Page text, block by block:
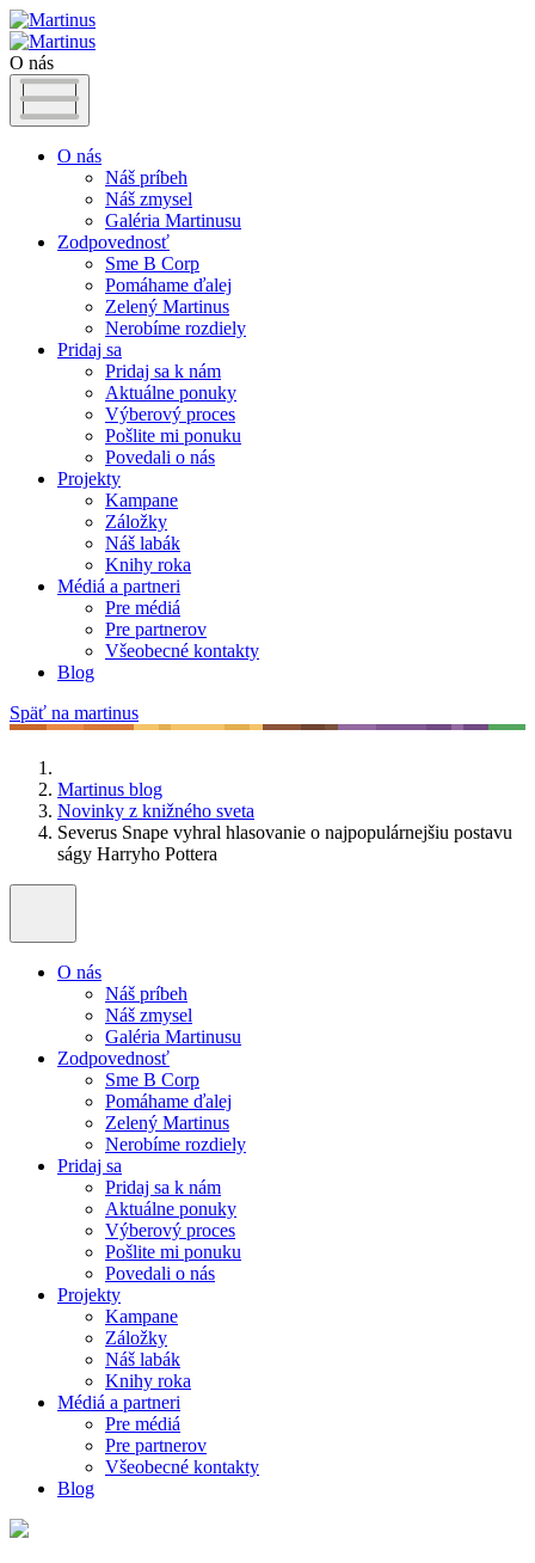
O nás
O nás
Náš príbeh
Náš zmysel
Galéria Martinusu
Zodpovednosť
Sme B Corp
Pomáhame ďalej
Zelený Martinus
Nerobíme rozdiely
Pridaj sa
Pridaj sa k nám
Aktuálne ponuky
Výberový proces
Pošlite mi ponuku
Povedali o nás
Projekty
Kampane
Záložky
Náš labák
Knihy roka
Médiá a partneri
Pre médiá
Pre partnerov
Všeobecné kontakty
Blog
Späť na martinus
Martinus blog
Novinky z knižného sveta
Severus Snape vyhral hlasovanie o najpopulárnejšiu postavu
ságy Harryho Pottera
O nás
Náš príbeh
Náš zmysel
Galéria Martinusu
Zodpovednosť
Sme B Corp
Pomáhame ďalej
Zelený Martinus
Nerobíme rozdiely
Pridaj sa
Pridaj sa k nám
Aktuálne ponuky
Výberový proces
Pošlite mi ponuku
Povedali o nás
Projekty
Kampane
Záložky
Náš labák
Knihy roka
Médiá a partneri
Pre médiá
Pre partnerov
Všeobecné kontakty
Blog